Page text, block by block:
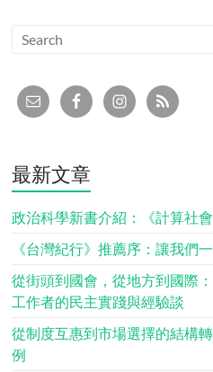
最新文章
政治科學新書介紹：《計算社會
《台灣紀行》推薦序：讓我們
從街頭到國會，從地方到國際
工作者的民主實踐與經驗談
從制度互惠到市場選擇的結構
例